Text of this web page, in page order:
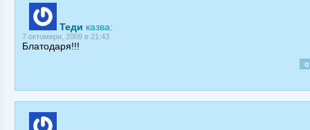
Теди казва:
7 октомври, 2009 в 21:43
Блатодаря!!!